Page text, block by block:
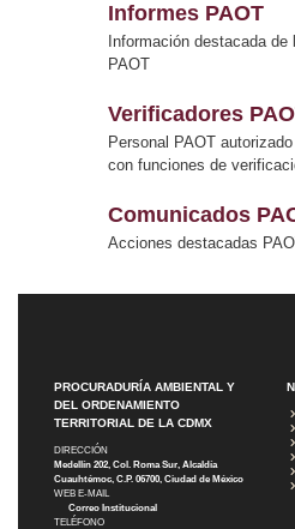
Informes PAOT
Información destacada de
PAOT
Verificadores
Personal PAOT autorizado
con funciones de
Comunicados
Acciones destacadas
PROCURADURÍA AMBIENTAL Y
DEL ORDENAMIENTO
TERRITORIAL DE LA CDMX
DIRECCIÓN
Medellín 202, Col. Roma Sur, Alcaldía
Cuauhtémoc, C.P. 06700, Ciudad de México
WEB E-MAIL
Correo Institucional
TELÉFONO